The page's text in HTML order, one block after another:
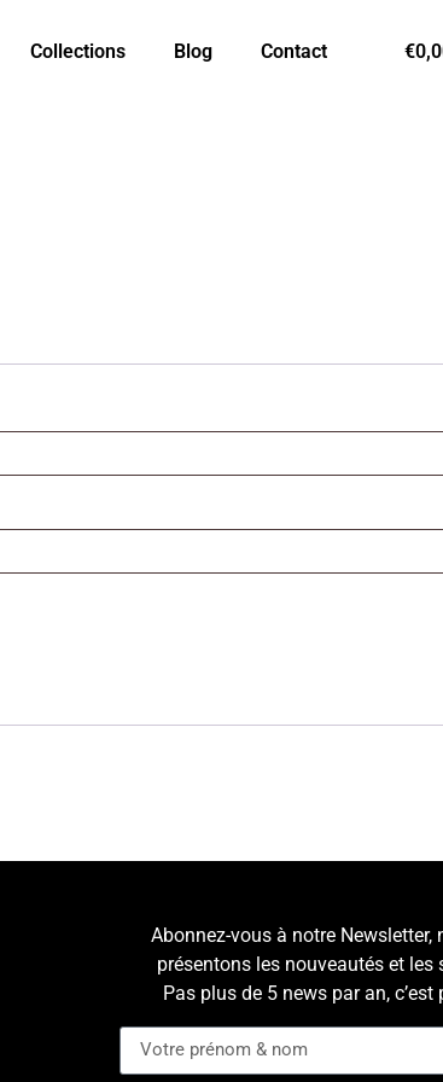
Collections Blog Contact €
Abonnez-vous à notre Newsletter,
présentons les nouveautés et les
Pas plus de 5 news par an, c’est